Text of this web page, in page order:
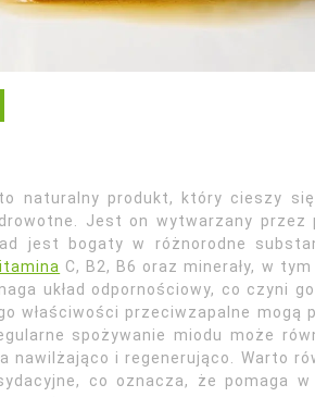
naturalny produkt, który cieszy
Jest on wytwarzany
jest bogaty w różnorodne
C, B2, B6 oraz minerały, w
układ odpornościowy, co czyni
właściwości przeciwzapalne mogą
spożywanie miodu może
nawilżająco i regenerująco. Warto
co oznacza, że pomaga